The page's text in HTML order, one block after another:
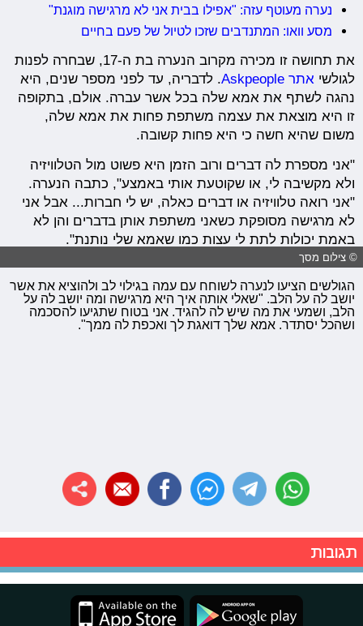
נערה מעוטף עזה: "אפילו בבית אני לא מרגישה מוגנת"
מסע וואו: המתנדבים שזכו לטיול של פעם בחיים
את תחושה זו מכירה מקרוב הנערה בת ה-17, שבחרה לפנות
לגולשי אתר Askpeople
. לדבריה, עד לפני מספר שנים, היא
נהגה לשתף את אמא שלה בכל אשר עברה. אולם, בתקופה
זו היא מוצאת את עצמה משתפת פחות את אמא שלה,
משום שהיא חשה כי היא פחות קשובה.
"אני מספרת לה דברים ורוב הזמן היא פשוט מול הטלוויזיה
ולא מקשיבה לי, או שקוטעת אותי באמצע", כתבה הנערה.
"אני רואה טלוויזיה או דברים כאלה, יש לי חברות... אבל אני
לא מרגישה מסופקת כשאני משתפת אותן בדברים והן לא
באמת יכולות לתת לי עצות כמו שאמא שלי נותנת".
© צילום מסך
הגולשים הציעו לנערה לשוחח עם עמה בגילוי לב ולהוציא את אשר
יושב לה על הלב. "שאלי אותה איך היא מרגישה ומה יושב לה על
הלב, ושמעי את מה שיש לה להגיד. אני בטוח שתגיעו להסכמה
ושהכל יסתדר. אמא שלך דואגת לך ואכפת לה ממך".
תגובות